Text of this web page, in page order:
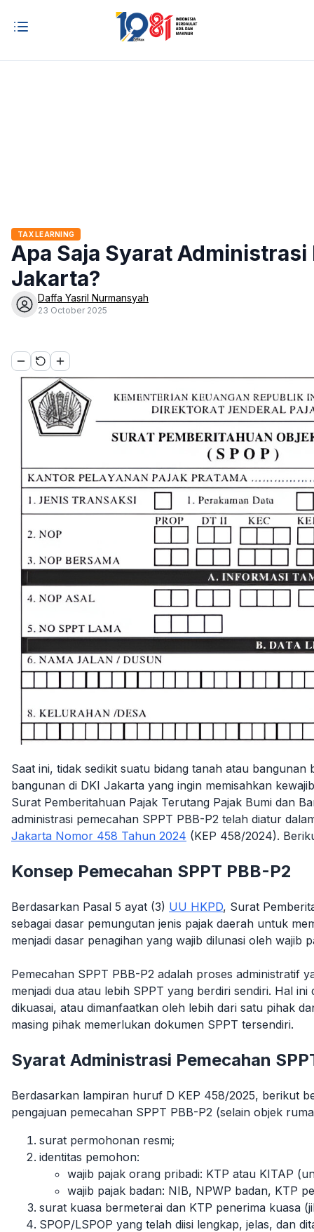
TAX LEARNING
Apa Saja Syarat Administrasi
Jakarta?
Daffa Yasril Nurmansyah
23 October 2025
Saat ini, tidak sedikit suatu bidang tanah atau
bangunan di DKI Jakarta yang ingin memisahkan
Surat Pemberitahuan Pajak Terutang Pajak Bumi dan
administrasi pemecahan SPPT PBB-P2 telah diatur
Jakarta Nomor 458 Tahun 2024 (KEP 458/2024).
Konsep Pemecahan SPPT PBB-P2
Berdasarkan Pasal 5 ayat (3) UU HKPD, Surat
sebagai dasar pemungutan jenis pajak daerah untuk
menjadi dasar penagihan yang wajib dilunasi oleh wajib
Pemecahan SPPT PBB-P2 adalah proses administratif
menjadi dua atau lebih SPPT yang berdiri sendiri. Hal
dikuasai, atau dimanfaatkan oleh lebih dari satu pihak
masing pihak memerlukan dokumen SPPT tersendiri.
Syarat Administrasi Pemecahan
Berdasarkan lampiran huruf D KEP 458/2025, berikut
pengajuan pemecahan SPPT PBB-P2 (selain objek
surat permohonan resmi;
identitas pemohon:
wajib pajak orang pribadi: KTP atau KITAP
wajib pajak badan: NIB, NPWP badan, KTP
surat kuasa bermeterai dan KTP penerima kuasa
SPOP/LSPOP yang telah diisi lengkap, jelas, dan